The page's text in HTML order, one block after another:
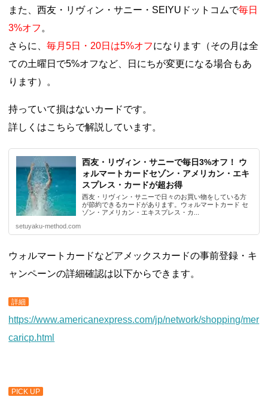
また、西友・リヴィン・サニー・SEIYUドットコムで毎日
3%オフ 。
さらに、毎月5日・20日は5%オフになります（その月は全
ての土曜日で5%オフなど、日にちが変更になる場合もあ
ります）。
持っていて損はないカードです。
詳しくはこちらで解説しています。
西友・リヴィン・サニーで毎日3%オフ！ ウ
ォルマートカードセゾン・アメリカン・エキ
スプレス・カードが超お得
西友・リヴィン・サニーで日々のお買い物をしている方
が節約できるカードがあります。ウォルマートカード セ
ゾン・アメリカン・エキスプレス・カ...
setuyaku-method.com
ウォルマートカードなどアメックスカードの事前登録・キ
ャンペーンの詳細確認は以下からできます。
詳細
https://www.americanexpress.com/jp/network/shopping/mer
caricp.html
PICK UP